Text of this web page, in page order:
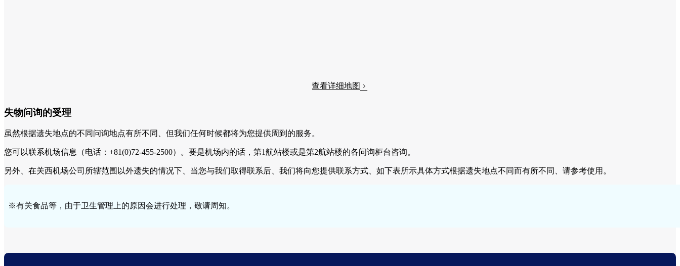
查看详细地图
失物问询的受理
虽然根据遗失地点的不同问询地点有所不同、但我们任何时候都将为您提供周到的服务。
您可以联系机场信息（电话：+81(0)72-455-2500）。要是机场内的话，第1航站楼或是第2航站楼的各问询柜台咨询。
另外、在关西机场公司所辖范围以外遗失的情况下、当您与我们取得联系后、我们将向您提供联系方式、如下表所示具体方式根据遗失地点不同而有所不同、请参考使用。
※有关食品等，由于卫生管理上的原因会进行处理，敬请周知。